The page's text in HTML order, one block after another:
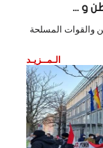
و ...
والقوات المسلحة
الـمــزيـد